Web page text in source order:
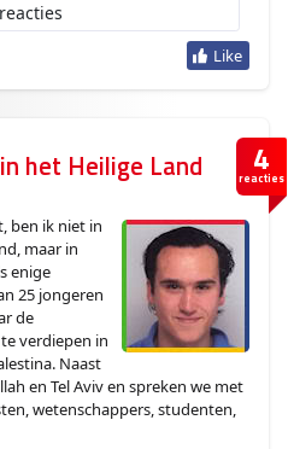
4
reacties
het Heilige Land
ben ik niet in
maar in
enige
25 jongeren
de
verdiepen in
Naast
en Tel Aviv en spreken we met
wetenschappers, studenten,